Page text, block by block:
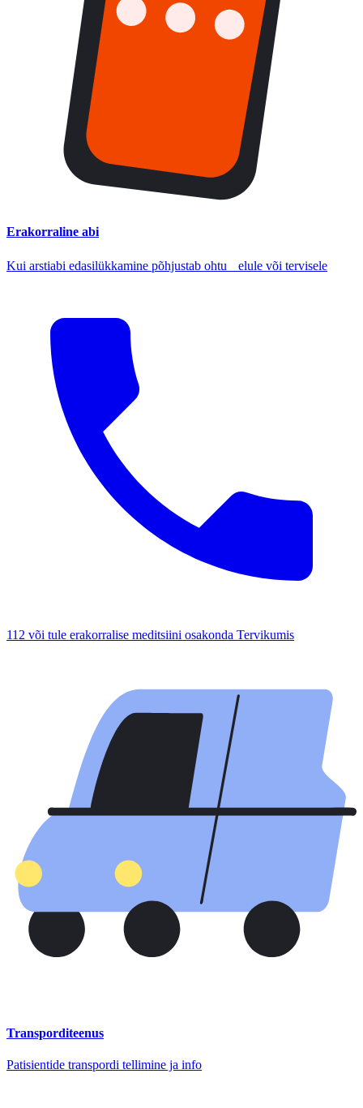
Erakorraline abi
Kui arstiabi edasilükkamine põhjustab ohtu elule või tervisele
112 või tule erakorralise meditsiini osakonda Tervikumis
Transporditeenus
Patisientide transpordi tellimine ja info